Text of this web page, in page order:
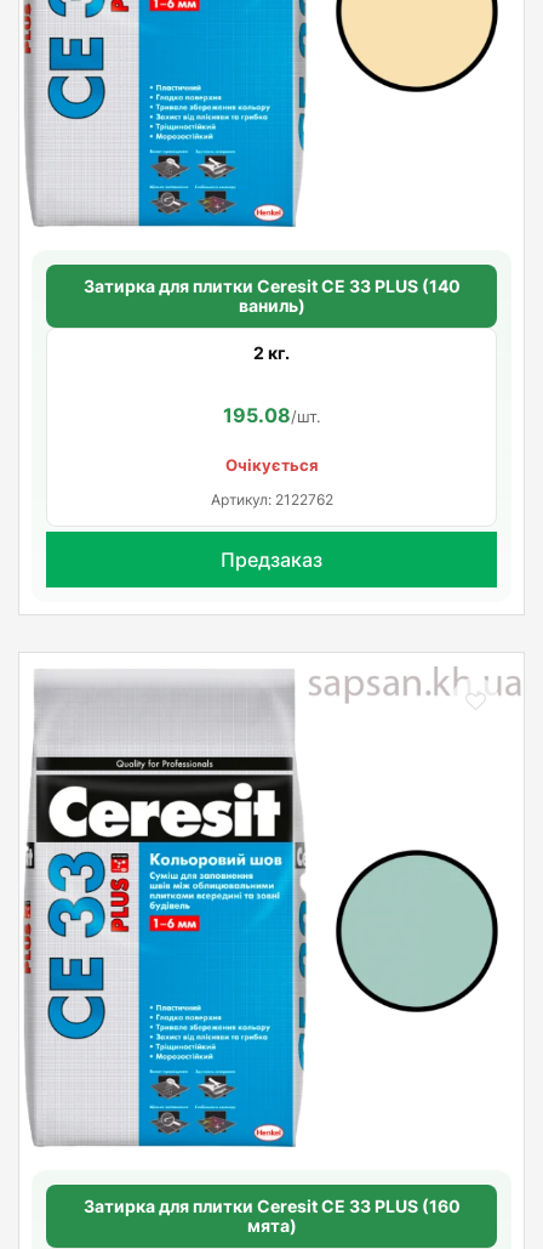
Затирка для плитки Ceresit СЕ 33 PLUS (140
ваниль)
2 кг.
195.08/шт.
Очікується
Артикул: 2122762
Предзаказ
Затирка для плитки Ceresit СЕ 33 PLUS (160
мята)